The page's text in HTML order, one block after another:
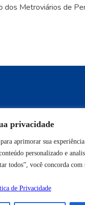
privacidade
aprimorar sua experiência
personalizado e
todos”, você concorda com
de Privacidade
dos Metroviários de
os interesses e os
pelos participantes
beneficiários de
à Anapar.